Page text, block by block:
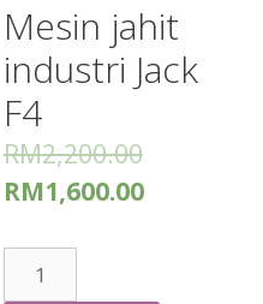
Mesin jahit
industri Jack
F4
RM2,200.00
RM1,600.00
Mesin